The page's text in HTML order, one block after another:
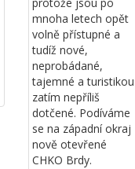
protože jsou po
mnoha letech opět
volně přístupné a
tudíž nové,
neprobádané,
tajemné a turistikou
zatím nepříliš
dotčené. Podíváme
se na západní okraj
nově otevřené
CHKO Brdy.